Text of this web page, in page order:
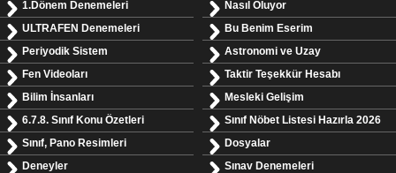
1.Dönem Denemeleri
ULTRAFEN Denemeleri
Periyodik Sistem
Fen Videoları
Bilim İnsanları
6.7.8. Sınıf Konu Özetleri
Sınıf, Pano Resimleri
Deneyler
Nasıl Oluyor
Bu Benim Eserim
Astronomi ve Uzay
Taktir Teşekkür Hesabı
Mesleki Gelişim
Sınıf Nöbet Listesi Hazırla 2026
Dosyalar
Sınav Denemeleri